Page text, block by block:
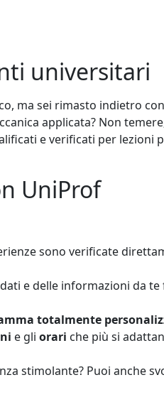
universitari
ma sei rimasto indietro
applicata? Non
e verificati per lezioni
UniProf
sono verificate
e delle informazioni da
totalmente
e gli orari che più si
stimolante? Puoi anche